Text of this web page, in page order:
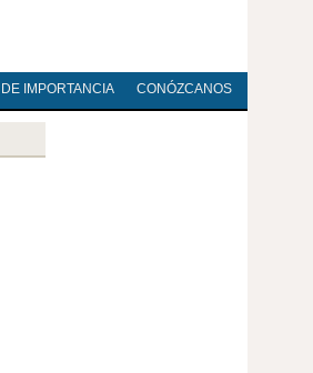
DE IMPORTANCIA CONÓZCANOS